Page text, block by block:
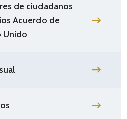
de ciudadanos
Acuerdo de
Unido